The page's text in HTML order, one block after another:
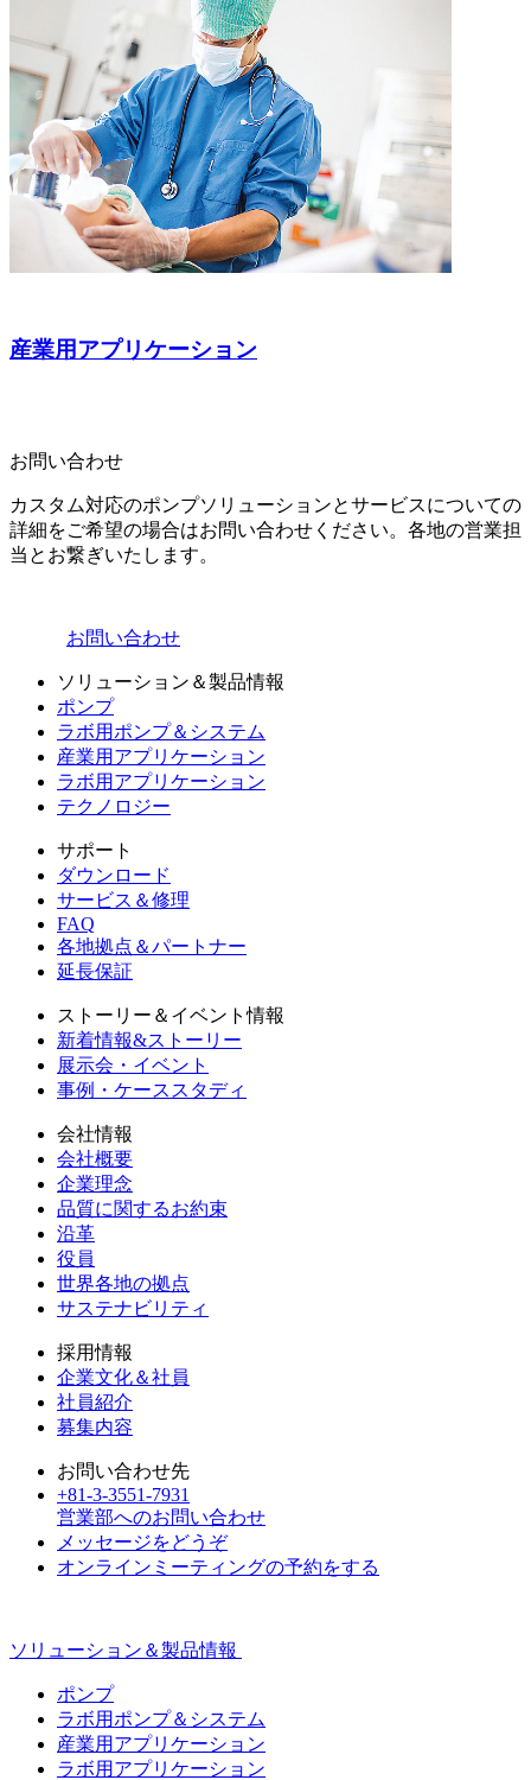
産業用アプリケーション
お問い合わせ
カスタム対応のポンプソリューションとサービスについての
詳細をご希望の場合はお問い合わせください。各地の営業担
当とお繋ぎいたします。
お問い合わせ
ソリューション＆製品情報
ポンプ
ラボ用ポンプ＆システム
産業用アプリケーション
ラボ用アプリケーション
テクノロジー
サポート
ダウンロード
サービス＆修理
FAQ
各地拠点＆パートナー
延長保証
ストーリー＆イベント情報
新着情報&ストーリー
展示会・イベント
事例・ケーススタディ
会社情報
会社概要
企業理念
品質に関するお約束
沿革
役員
世界各地の拠点
サステナビリティ
採用情報
企業文化＆社員
社員紹介
募集内容
お問い合わせ先
+81-3-3551-7931
営業部へのお問い合わせ
メッセージをどうぞ
オンラインミーティングの予約をする
ソリューション＆製品情報
ポンプ
ラボ用ポンプ＆システム
産業用アプリケーション
ラボ用アプリケーション